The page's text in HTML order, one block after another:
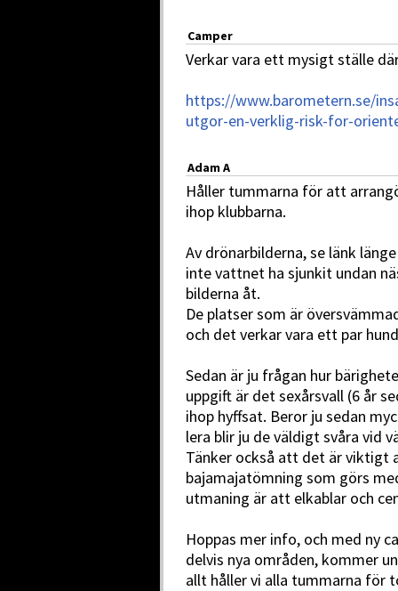
Camper
Verkar vara ett mysigt ställe
https://www.barometern.se/
utgor-en-verklig-risk-for-
Adam A
Håller tummarna för att
ihop klubbarna.
Av drönarbilderna, se länk
inte vattnet ha sjunkit undan
bilderna åt.
De platser som är
och det verkar vara ett par
Sedan är ju frågan hur
uppgift är det sexårsvall (6 år
ihop hyffsat. Beror ju sedan
lera blir ju de väldigt svåra vid
Tänker också att det är viktigt
bajamajatömning som görs
utmaning är att elkablar och
Hoppas mer info, och med ny
delvis nya områden, kommer
allt håller vi alla tummarna för